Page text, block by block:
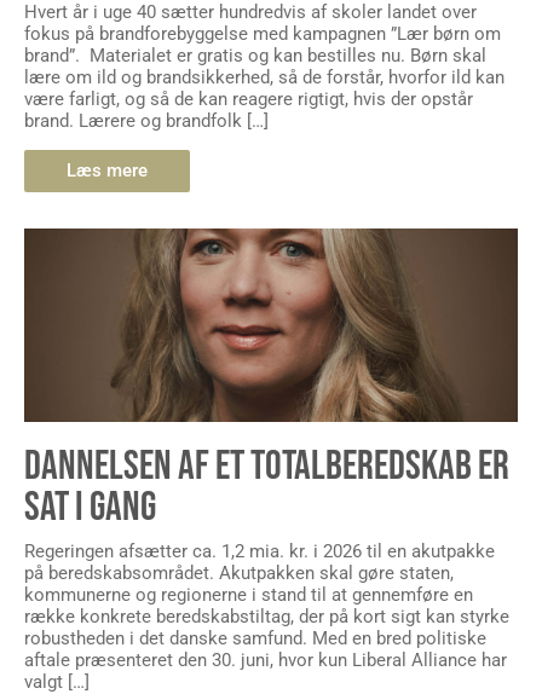
Hvert år i uge 40 sætter hundredvis af skoler landet over
fokus på brandforebyggelse med kampagnen ”Lær børn om
brand”. Materialet er gratis og kan bestilles nu. Børn skal
lære om ild og brandsikkerhed, så de forstår, hvorfor ild kan
være farligt, og så de kan reagere rigtigt, hvis der opstår
brand. Lærere og brandfolk […]
Læs mere
DANNELSEN AF ET TOTALBEREDSKAB ER
SAT I GANG
Regeringen afsætter ca. 1,2 mia. kr. i 2026 til en akutpakke
på beredskabsområdet. Akutpakken skal gøre staten,
kommunerne og regionerne i stand til at gennemføre en
række konkrete beredskabstiltag, der på kort sigt kan styrke
robustheden i det danske samfund. Med en bred politiske
aftale præsenteret den 30. juni, hvor kun Liberal Alliance har
valgt […]